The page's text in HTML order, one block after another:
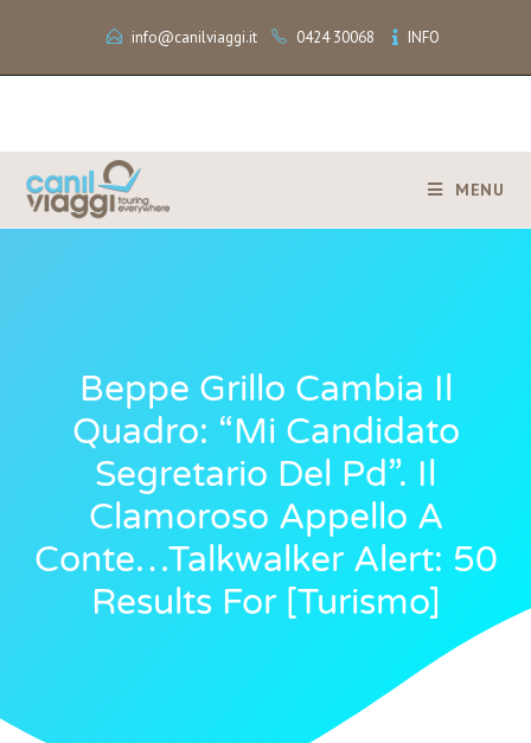
info@canilviaggi.it 0424 30068 INFO
MENU
Beppe Grillo Cambia Il
Quadro: “Mi Candidato
Segretario Del Pd”. Il
Clamoroso Appello A
Conte…Talkwalker Alert: 50
Results For [turismo]